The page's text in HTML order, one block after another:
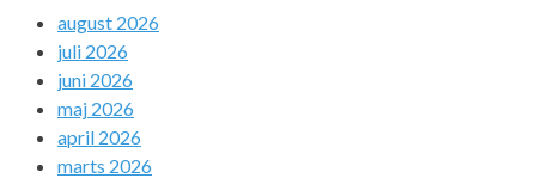
august 2026
juli 2026
juni 2026
maj 2026
april 2026
marts 2026